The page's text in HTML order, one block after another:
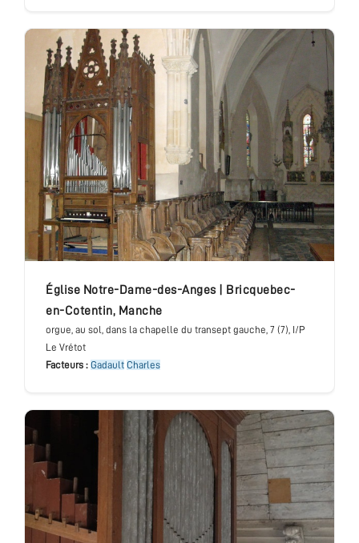
église Notre-Dame-des-Anges|
Bricquebec-
en-Cotentin, Manche
orgue, au sol, dans la chapelle du transept gauche, 7 (7), I/P
Le Vrétot
Facteurs : Gadault Charles